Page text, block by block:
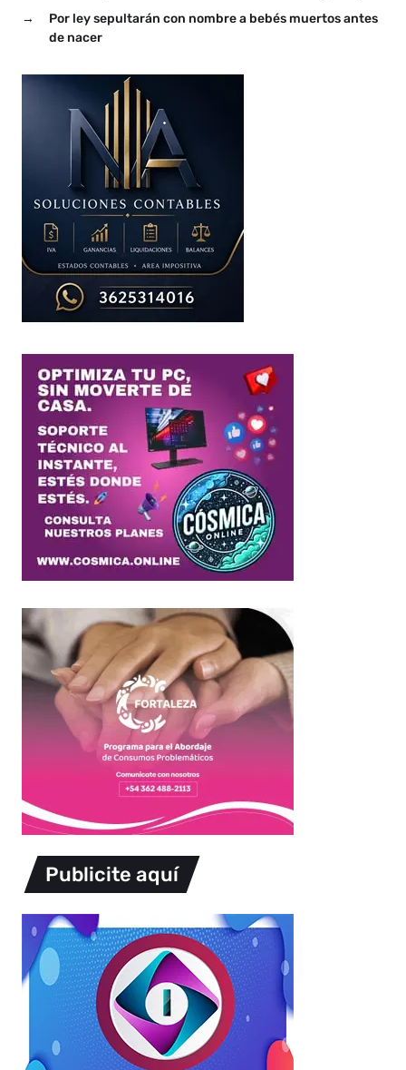
→
Por ley sepultarán con nombre a bebés muertos antes
de nacer
Publicite aquí